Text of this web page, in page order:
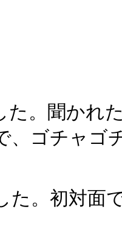
。聞かれ
、ゴチャゴ
た。初対面